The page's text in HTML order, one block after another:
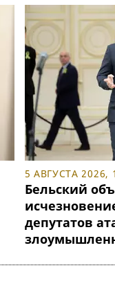
5 АВГУСТА 2026,
Бельский
депутатов